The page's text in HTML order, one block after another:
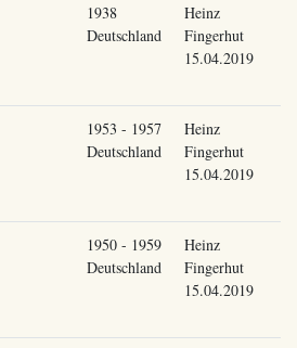
1938
Deutschland
Heinz
Fingerhut
15.04.2019
1953 - 1957
Deutschland
Heinz
Fingerhut
15.04.2019
1950 - 1959
Deutschland
Heinz
Fingerhut
15.04.2019